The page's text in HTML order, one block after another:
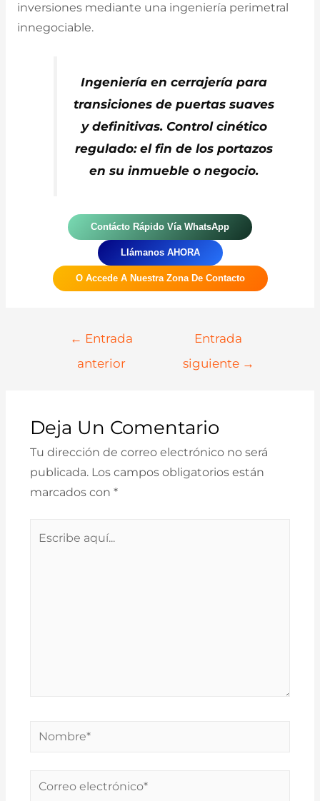
inversiones mediante una ingeniería perimetral
innegociable.
Ingeniería en cerrajería para
transiciones de puertas suaves
y definitivas. Control cinético
regulado: el fin de los portazos
en su inmueble o negocio.
Contácto Rápido Vía WhatsApp
Llámanos AHORA
O Accede A Nuestra Zona De Contacto
Navegación
← Entrada
anterior
Entrada
siguiente →
Deja Un Comentario
Tu dirección de correo electrónico no será
publicada. Los campos obligatorios están
marcados con *
Nombre*
Correo